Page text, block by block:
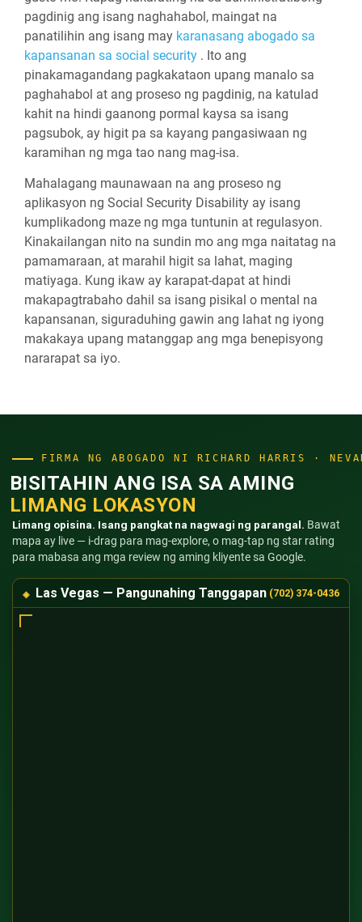
pagdinig ang isang naghahabol, maingat na
panatilihin ang isang may karanasang abogado sa
kapansanan sa social security . Ito ang
pinakamagandang pagkakataon upang manalo sa
paghahabol at ang proseso ng pagdinig, na katulad
kahit na hindi gaanong pormal kaysa sa isang
pagsubok, ay higit pa sa kayang pangasiwaan ng
karamihan ng mga tao nang mag-isa.
Mahalagang maunawaan na ang proseso ng
aplikasyon ng Social Security Disability ay isang
kumplikadong maze ng mga tuntunin at regulasyon.
Kinakailangan nito na sundin mo ang mga naitatag na
pamamaraan, at marahil higit sa lahat, maging
matiyaga. Kung ikaw ay karapat-dapat at hindi
makapagtrabaho dahil sa isang pisikal o mental na
kapansanan, siguraduhing gawin ang lahat ng iyong
makakaya upang matanggap ang mga benepisyong
nararapat sa iyo.
FIRMA NG ABOGADO NI RICHARD HARRIS ·
BISITAHIN ANG ISA SA AMING
LIMANG LOKASYON
Limang opisina. Isang pangkat na nagwagi ng parangal. Bawat
mapa ay live — i-drag para mag-explore, o mag-tap ng star rating
para mabasa ang mga review ng aming kliyente sa Google.
Las Vegas — Pangunahing Tanggapan (702) 374-0436